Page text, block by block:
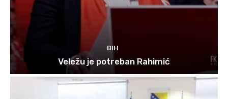
BIH
Veležu je potreban Rahimić